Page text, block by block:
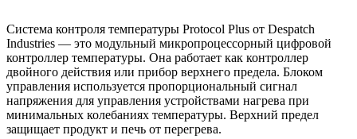
Система контроля температуры Protocol Plus от Despatch
Industries — это модульный микропроцессорный цифровой
контроллер температуры. Она работает как контроллер
двойного действия или прибор верхнего предела. Блоком
управления используется пропорциональный сигнал
напряжения для управления устройствами нагрева при
минимальных колебаниях температуры. Верхний предел
защищает продукт и печь от перегрева.